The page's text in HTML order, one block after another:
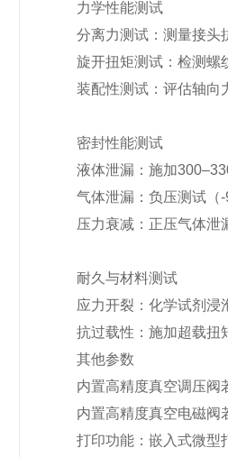
力学性能测试
分离力测试 ：测量接头
旋开扭矩测试 ：检测
装配性测试 ：评估轴向
密封性能测试
液体泄漏 ：施加
气体泄漏 ：负压测试（-
压力衰减 ：正压气体
耐久与材料测试
应力开裂 ：化学试剂
抗过载性 ：施加超载
其他参数
内置高精度真空调压阀
内置高精度真空电磁阀
打印功能：嵌入式微型